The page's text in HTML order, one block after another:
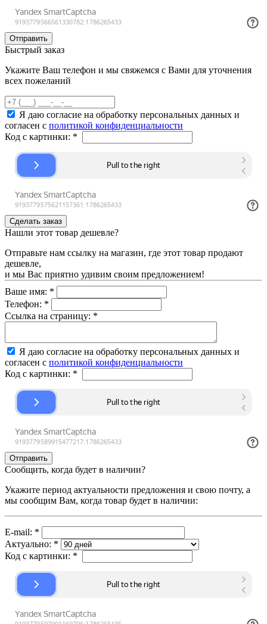
Быстрый заказ
Укажите Ваш телефон и мы свяжемся с Вами для уточнения
всех пожеланий
Я даю согласие на обработку персональных данных и
согласен с политикой конфиденциальности
Код с картинки: *
Нашли этот товар дешевле?
Отправьте нам ссылку на магазин, где этот товар продают
дешевле,
и мы Вас приятно удивим своим предложением!
Ваше имя: *
Телефон: *
Ссылка на страницу: *
Я даю согласие на обработку персональных данных и
согласен с политикой конфиденциальности
Код с картинки: *
Сообщить, когда будет в наличии?
Укажите период актуальности предложения и свою почту, а
мы сообщим Вам, когда товар будет в наличии:
E-mail: *
Актуально: *
Код с картинки: *